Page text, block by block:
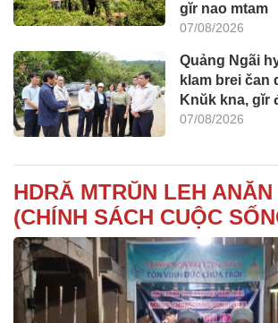
gĭr nao mtam
07/08/2026
Quảng Ngãi
klam brei čan
Knŭk kna, gĭr
07/08/2026
HDRĂ MTRŬN LEH
(CHÍNH SÁCH CUỘC